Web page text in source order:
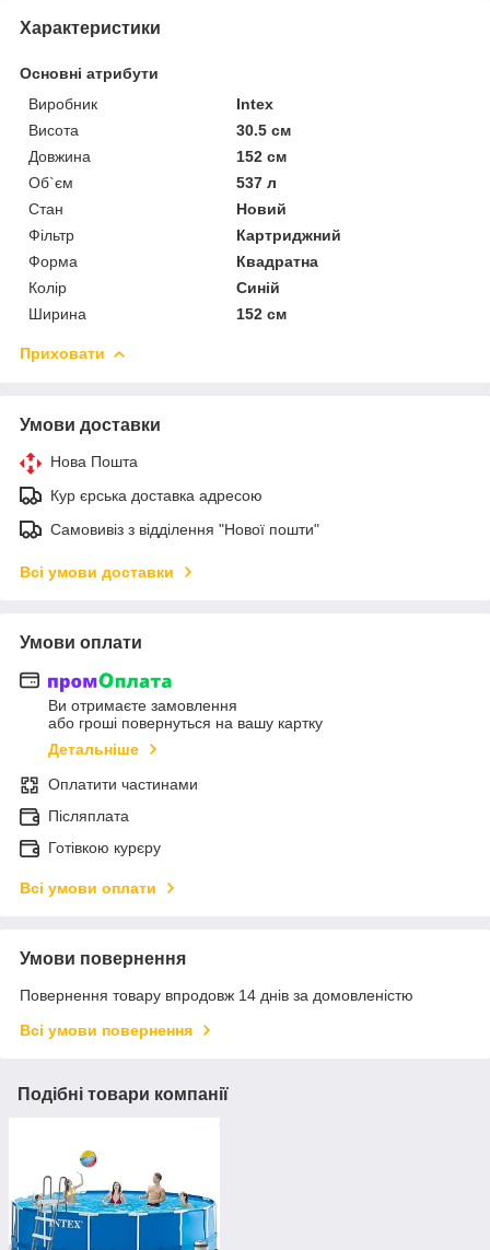
Характеристики
Основні атрибути
Виробник
Intex
Висота
30.5 см
Довжина
152 см
Об`єм
537 л
Стан
Новий
Фільтр
Картриджний
Форма
Квадратна
Колір
Синій
Ширина
152 см
Приховати
Умови доставки
Нова Пошта
Кур єрська доставка адресою
Самовивіз з відділення "Нової пошти"
Всі умови доставки
Умови оплати
Ви отримаєте замовлення
або гроші повернуться на вашу картку
Детальніше
Оплатити частинами
Післяплата
Готівкою курєру
Всі умови оплати
Умови повернення
Повернення товару впродовж 14 днів за домовленістю
Всі умови повернення
Подібні товари компанії